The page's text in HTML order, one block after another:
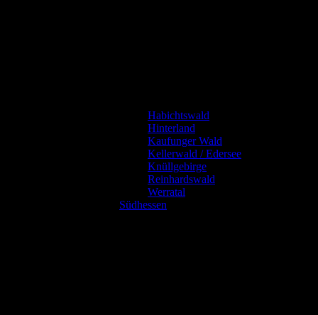
Habichtswald
Hinterland
Kaufunger Wald
Kellerwald / Edersee
Knüllgebirge
Reinhardswald
Werratal
Südhessen